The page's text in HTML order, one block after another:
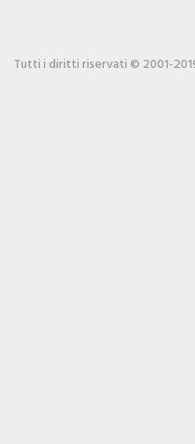
Tutti i diritti riservati © 2001-